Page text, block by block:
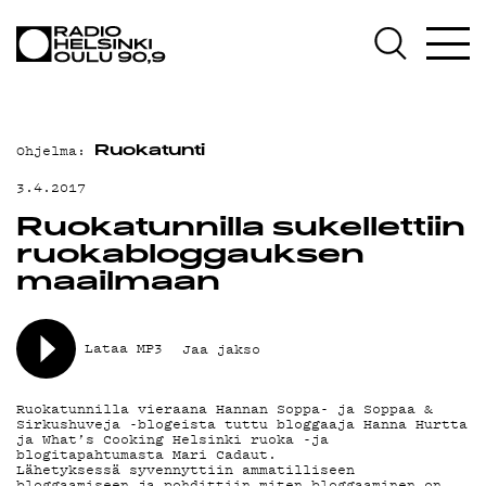
AJANKOHTAISTA
TEKIJÄT
ON-DEMAND
PODCAST
MAINOSTA
YHTEYSTIEDOT
G LIVELAB
YSTÄVÄKLUBI
TIETOSUOJA
Ohjelma: Ruokatunti
3.4.2017
Ruokatunnilla sukellettiin
ruokabloggauksen
maailmaan
Lataa MP3 Jaa jakso
Ruokatunnilla vieraana Hannan Soppa- ja Soppaa &
Sirkushuveja -blogeista tuttu bloggaaja Hanna Hurtta
ja What’s Cooking Helsinki ruoka -ja
blogitapahtumasta Mari Cadaut.
Lähetyksessä syvennyttiin ammatilliseen